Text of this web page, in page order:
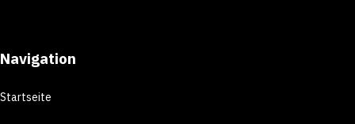
Navigation
Startseite